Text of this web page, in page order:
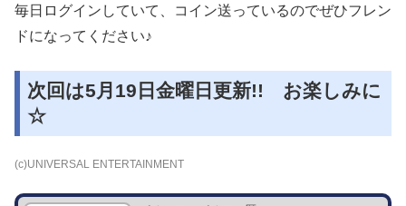
毎日ログインしていて、コイン送っているのでぜひフレン
ドになってください♪
次回は5月19日金曜日更新!! お楽しみに
☆
(c)UNIVERSAL ENTERTAINMENT